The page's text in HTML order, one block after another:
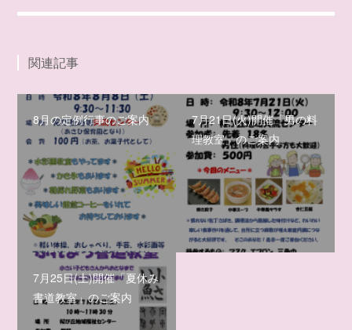
関連記事
8月の定例行事のご案内
7月21日(火)開催「男の料
理教室」のご案内
7月25日(土)開催「夏休み
書道教室」のご案内